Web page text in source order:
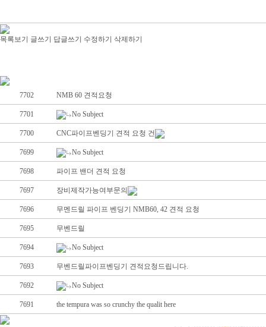
목록보기 글쓰기 답글쓰기 수정하기 삭제하기
7702 NMB 60 견적요청
7701 No Subject
7700 CNC파이프벤딩기 견적 요청 건
7699 No Subject
7698 파이프 밴더 견적 요청
7697 장비제작가능여부문의
7696 무멘드릴 파이프 벤딩기 NMB60, 42 견적 요청
7695 무벤드릴
7694 No Subject
7693 무벤드릴파이프벤딩기 견적요청드립니다.
7692 No Subject
7691 the tempura was so crunchy the qualit here